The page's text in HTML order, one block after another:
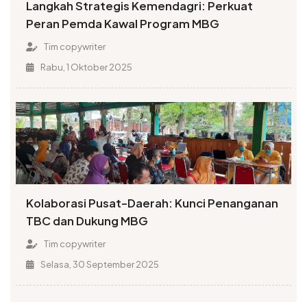
Langkah Strategis Kemendagri: Perkuat
Peran Pemda Kawal Program MBG
Tim copywriter
Rabu, 1 Oktober 2025
Kolaborasi Pusat-Daerah: Kunci Penanganan
TBC dan Dukung MBG
Tim copywriter
Selasa, 30 September 2025